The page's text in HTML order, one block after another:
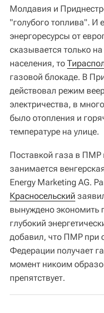
Молдавия и
"голубого топлива". И
энергоресурсы от
сказывается только
населения, то
газовой блокаде. В
действовал режим
электричества, в
было отопления и
температуре на улице.
Поставкой газа в
занимается
Energy Marketing AG.
Красносельский
вынуждено экономить
глубокий
добавил, что ПМР при
Федерации получает
момент никоим
препятствует.